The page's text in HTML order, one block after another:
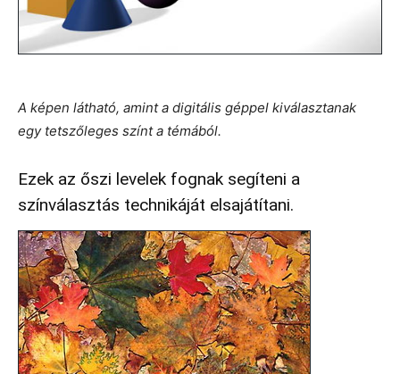
A képen látható, amint a digitális géppel kiválasztanak
egy tetszőleges színt a témából.
Ezek az őszi levelek fognak segíteni a
színválasztás technikáját elsajátítani.